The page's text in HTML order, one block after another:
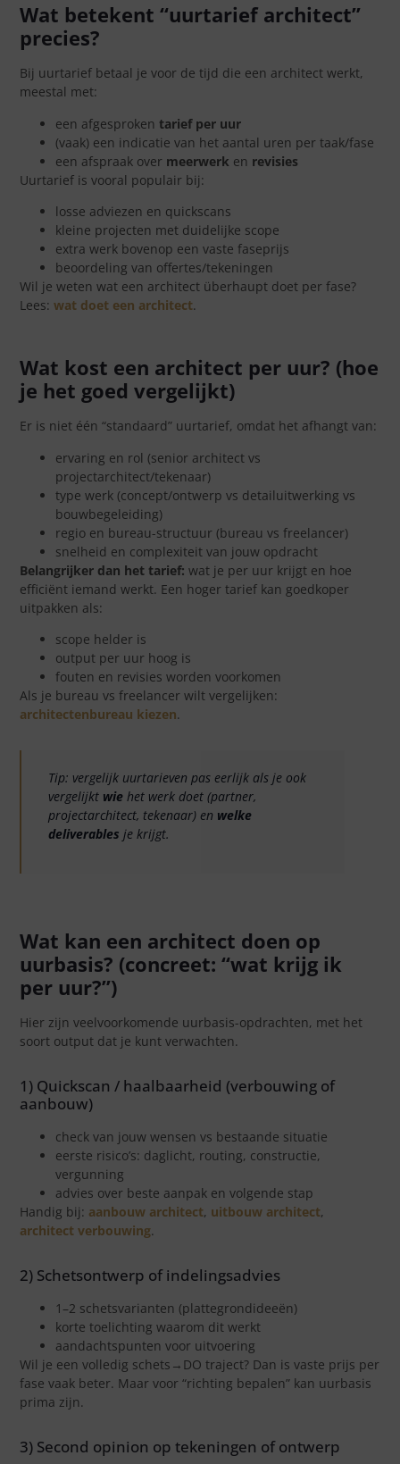
Wat betekent “uurtarief architect”
precies?
Bij uurtarief betaal je voor de tijd die een architect werkt,
meestal met:
een afgesproken tarief per uur
(vaak) een indicatie van het aantal uren per taak/fase
een afspraak over meerwerk en revisies
Uurtarief is vooral populair bij:
losse adviezen en quickscans
kleine projecten met duidelijke scope
extra werk bovenop een vaste faseprijs
beoordeling van offertes/tekeningen
Wil je weten wat een architect überhaupt doet per fase?
Lees:wat doet een architect.
Wat kost een architect per uur? (hoe
je het goed vergelijkt)
Er is niet één “standaard” uurtarief, omdat het afhangt van:
ervaring en rol (senior architect vs
projectarchitect/tekenaar)
type werk (concept/ontwerp vs detailuitwerking vs
bouwbegeleiding)
regio en bureau-structuur (bureau vs freelancer)
snelheid en complexiteit van jouw opdracht
Belangrijker dan het tarief: wat je per uur krijgt en hoe
efficiënt iemand werkt. Een hoger tarief kan goedkoper
uitpakken als:
scope helder is
output per uur hoog is
fouten en revisies worden voorkomen
Als je bureau vs freelancer wilt vergelijken:
architectenbureau kiezen.
Tip: vergelijk uurtarieven pas eerlijk als je ook
vergelijkt wie het werk doet (partner,
projectarchitect, tekenaar) en welke
deliverables je krijgt.
Wat kan een architect doen op
uurbasis? (concreet: “wat krijg ik
per uur?”)
Hier zijn veelvoorkomende uurbasis-opdrachten, met het
soort output dat je kunt verwachten.
1) Quickscan / haalbaarheid (verbouwing of
aanbouw)
check van jouw wensen vs bestaande situatie
eerste risico’s: daglicht, routing, constructie,
vergunning
advies over beste aanpak en volgende stap
Handig bij: aanbouw architect, uitbouw architect,
architect verbouwing.
2) Schetsontwerp of indelingsadvies
1–2 schetsvarianten (plattegrondideeën)
korte toelichting waarom dit werkt
aandachtspunten voor uitvoering
Wil je een volledig schets→DO traject? Dan is vaste prijs per
fase vaak beter. Maar voor “richting bepalen” kan uurbasis
prima zijn.
3) Second opinion op tekeningen of ontwerp